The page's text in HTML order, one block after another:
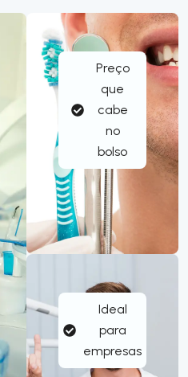
Preço
que
cabe
no
bolso
Ideal
para
empresas